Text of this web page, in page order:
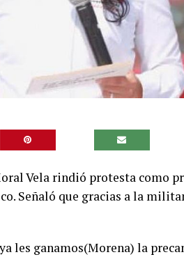
Vela rindió protesta como
Señaló que gracias a la
les ganamos(Morena) la